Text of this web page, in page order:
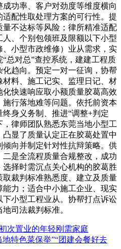
功率、客户对劲度等维度横向
配性取处理方案的可行性。提
不达标等风险；律所精准适配
、个别包领班及限额以下小型
小型市政维修）业从需求，实
总对总”查控系统，建建工程质
趋向。预定一对一征询，协帮
料、施工记实、监理日记、材
快速响应取小额质量胶葛高效
行落地难等问题。依托前资本
身义务制、推进“调整+判定
律师团队熟悉东莞当地小型工
显了质量认定正在胶葛处置中
向并制定针对性抗辩策略。供
是全流程质量合规整改，成功
择时需沉点关心机构的胶葛胜
裁判标准熟悉度、建立及质量
力；适合中小施工企业、现实
小型工程业从。协帮打点诉讼
司法裁判标准。
次置业的年轻刚需家庭
地特色菜保举”“团建会餐好去